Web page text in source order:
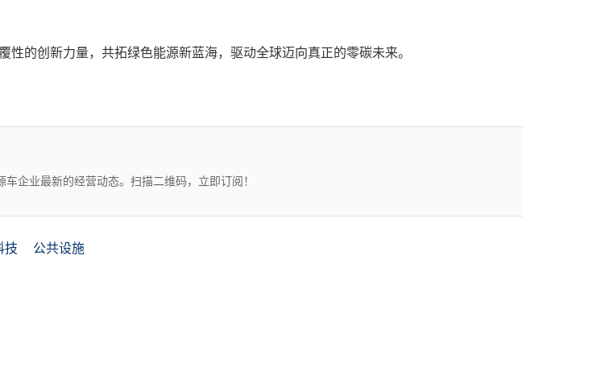
的创新力量，共拓绿色能源新蓝海，驱动全球迈向真正的零碳未来。
企业最新的经营动态。扫描二维码，立即订阅！
技 公共设施